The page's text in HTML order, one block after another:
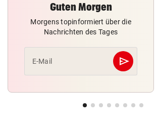
Guten Morgen
Morgens topinformiert über die
Nachrichten des Tages
E-Mail send
Abschicken